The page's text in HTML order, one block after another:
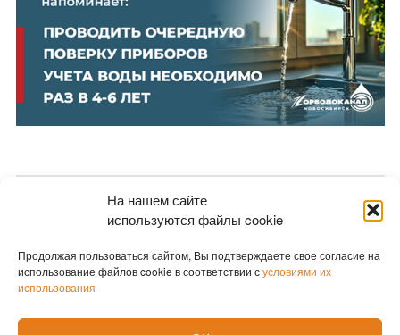
На нашем сайте
используются файлы cookie
Продолжая пользоваться сайтом, Вы подтверждаете свое согласие на
использование файлов cookie в соответствии сусловиями их
использования
Новости партнеров